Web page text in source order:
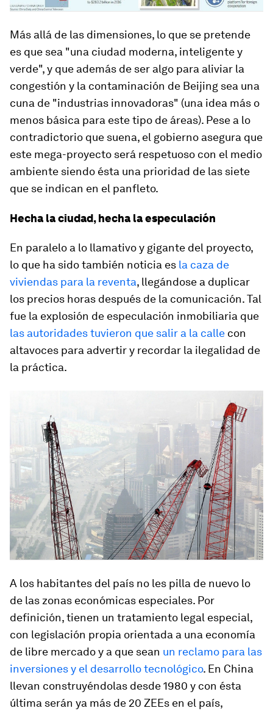
Más allá de las dimensiones, lo que se pretende
es que sea "una ciudad moderna, inteligente y
verde", y que además de ser algo para aliviar la
congestión y la contaminación de Beijing sea una
cuna de "industrias innovadoras" (una idea más o
menos básica para este tipo de áreas). Pese a lo
contradictorio que suena, el gobierno asegura que
este mega-proyecto será respetuoso con el medio
ambiente siendo ésta una prioridad de las siete
que se indican en el panfleto.
Hecha la ciudad, hecha la especulación
En paralelo a lo llamativo y gigante del proyecto,
lo que ha sido también noticia es la caza de
viviendas para la reventa, llegándose a duplicar
los precios horas después de la comunicación. Tal
fue la explosión de especulación inmobiliaria que
las autoridades tuvieron que salir a la calle con
altavoces para advertir y recordar la ilegalidad de
la práctica.
A los habitantes del país no les pilla de nuevo lo
de las zonas económicas especiales. Por
definición, tienen un tratamiento legal especial,
con legislación propia orientada a una economía
de libre mercado y a que sean un reclamo para las
inversiones y el desarrollo tecnológico. En China
llevan construyéndolas desde 1980 y con ésta
última serán ya más de 20 ZEEs en el país,